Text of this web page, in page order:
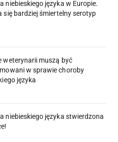
niebieskiego języka w Europie.
się bardziej śmiertelny serotyp
weterynarii muszą być
w sprawie choroby
języka
niebieskiego języka stwierdzona